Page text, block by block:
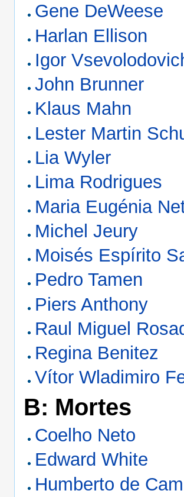
Gene DeWeese
Harlan Ellison
Igor
John Brunner
Klaus Mahn
Lester Martin
Lia Wyler
Lima Rodrigues
Maria Eugénia
Michel Jeury
Moisés Espírito
Pedro Tamen
Piers Anthony
Raul Miguel
Regina Benitez
Vítor Wladimiro
B: Mortes
Coelho Neto
Edward White
Humberto de